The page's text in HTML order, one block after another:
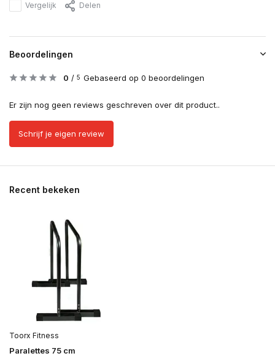
Vergelijk Delen
Beoordelingen
0 / 5 Gebaseerd op 0 beoordelingen
Er zijn nog geen reviews geschreven over dit product..
Schrijf je eigen review
Recent bekeken
Toorx Fitness
Paralettes 75 cm